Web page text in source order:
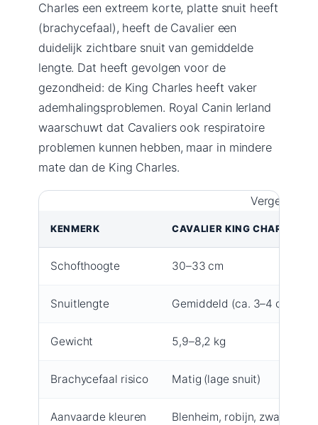
Charles een extreem korte, platte snuit heeft
(brachycefaal), heeft de Cavalier een
duidelijk zichtbare snuit van gemiddelde
lengte. Dat heeft gevolgen voor de
gezondheid: de King Charles heeft vaker
ademhalingsproblemen. Royal Canin Ierland
waarschuwt dat Cavaliers ook respiratoire
problemen kunnen hebben, maar in mindere
mate dan de King Charles.
Vergelijking
KENMERK CAVALIER KING CHARLES
Schofthoogte 30–33 cm
Snuitlengte Gemiddeld (ca. 3–4 cm)
Gewicht 5,9–8,2 kg
Brachycefaal risico Matig (lage snuit)
Aanvaarde kleuren Blenheim, robijn, zwart/